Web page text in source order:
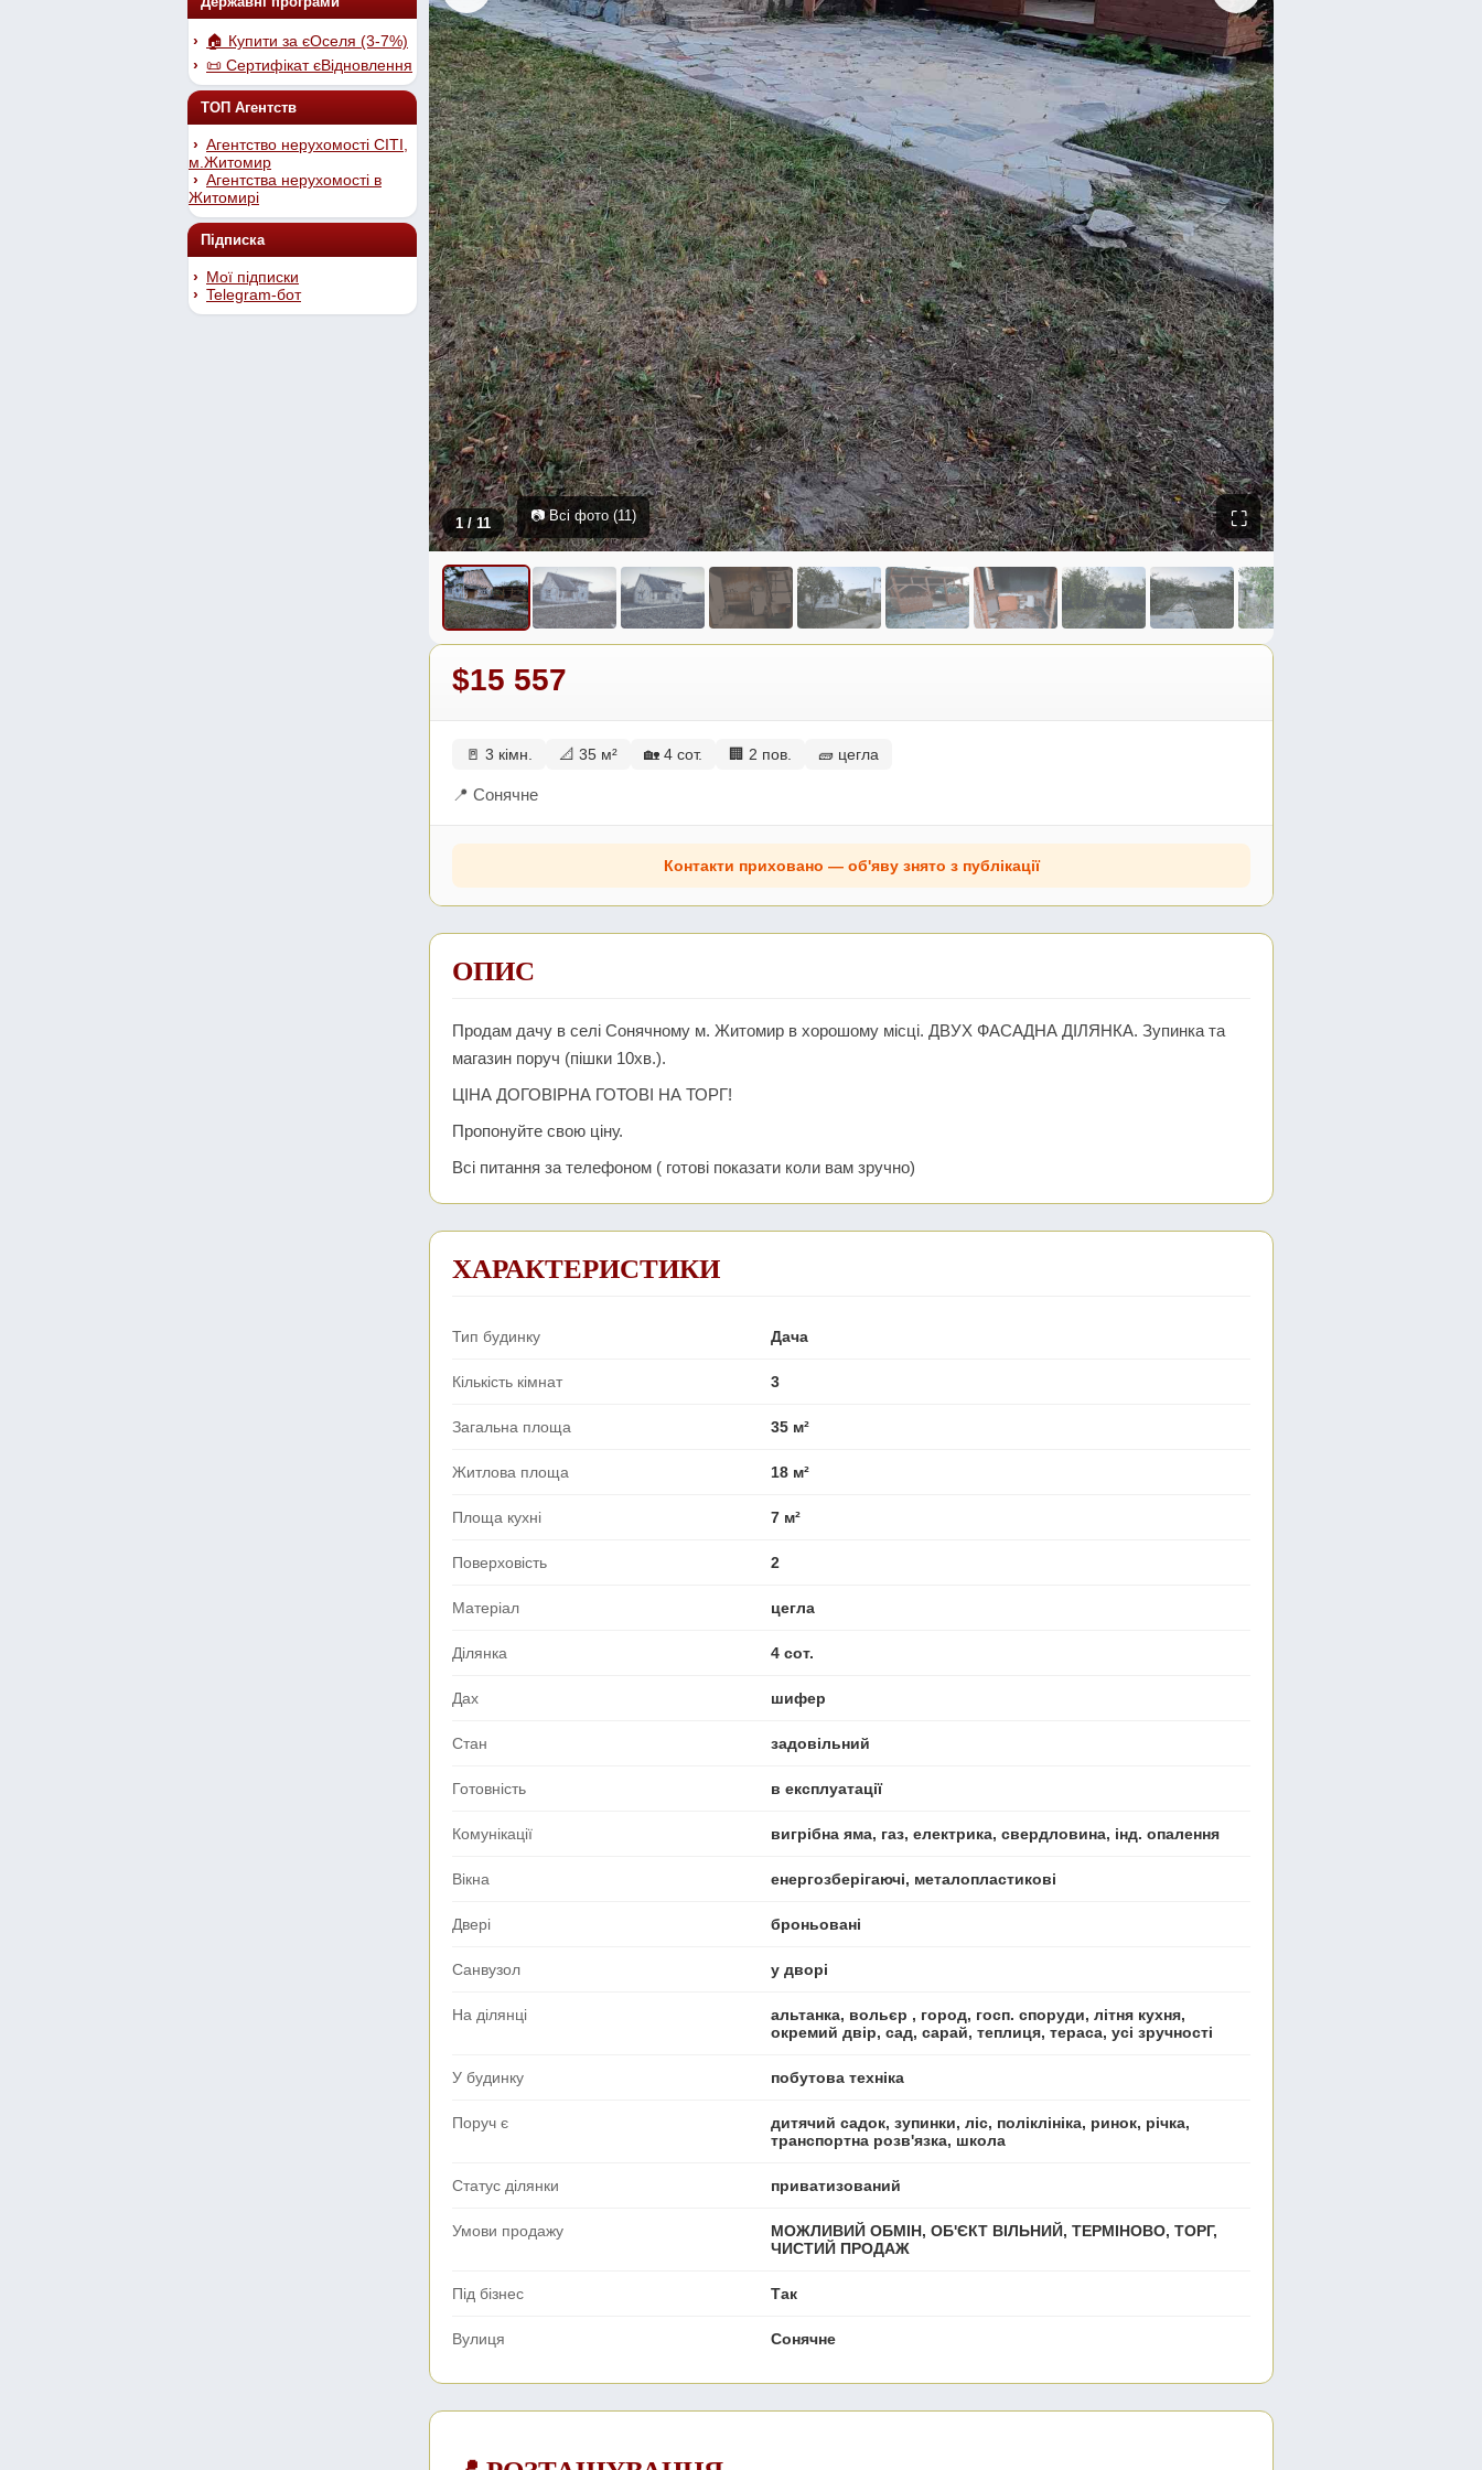
🏠 Купити за єОселя (3-7%)
📜 Сертифікат єВідновлення
ТОП Агентств
Агентство нерухомості СІТІ,
м.Житомир
Агентства нерухомості в
Житомирі
Підписка
Мої підписки
Telegram-бот
1/ 11 ⛶
📷 Всі фото (11)
$15 557
🚪 3 кімн. 📐 35 м² 🏡 4 сот. 🏢 2 пов. 🧱 цегла
📍 Сонячне
Контакти приховано — об'яву знято з публікації
ОПИС
Продам дачу в селі Сонячному м. Житомир в хорошому місці. ДВУХ ФАСАДНА ДІЛЯНКА. Зупинка та
магазин поруч (пішки 10хв.).
ЦІНА ДОГОВІРНА ГОТОВІ НА ТОРГ!
Пропонуйте свою ціну.
Всі питання за телефоном ( готові показати коли вам зручно)
ХАРАКТЕРИСТИКИ
Тип будинку Дача
Кількість кімнат 3
Загальна площа 35 м²
Житлова площа 18 м²
Площа кухні 7 м²
Поверховість 2
Матеріал цегла
Ділянка 4 сот.
Дах шифер
Стан задовільний
Готовність в експлуатації
Комунікації вигрібна яма, газ, електрика, свердловина, інд. опалення
Вікна енергозберігаючі, металопластикові
Двері броньовані
Санвузол у дворі
На ділянці
альтанка, вольєр , город, госп. споруди, літня кухня,
окремий двір, сад, сарай, теплиця, тераса, усі зручності
У будинку побутова техніка
Поруч є
дитячий садок, зупинки, ліс, поліклініка, ринок, річка,
транспортна розв'язка, школа
Статус ділянки приватизований
Умови продажу
МОЖЛИВИЙ ОБМІН, ОБ'ЄКТ ВІЛЬНИЙ, ТЕРМІНОВО, ТОРГ,
ЧИСТИЙ ПРОДАЖ
Під бізнес Так
Вулиця Сонячне